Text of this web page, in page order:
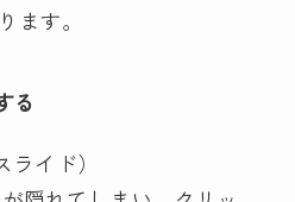
ます。
る
イド）